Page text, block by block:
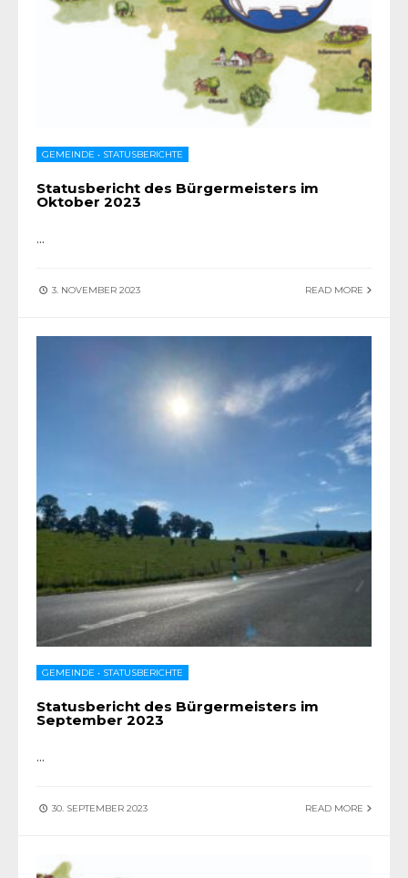
GEMEINDE • STATUSBERICHTE
Statusbericht des Bürgermeisters im
Oktober 2023
...
3. NOVEMBER 2023 READ MORE
GEMEINDE • STATUSBERICHTE
Statusbericht des Bürgermeisters im
September 2023
...
30. SEPTEMBER 2023 READ MORE